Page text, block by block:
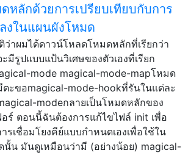
หลักด้วยการเปรียบเทียบกับการ
งในแผนผังโหมด
ว่าผมได้ดาวน์โหลดโหมดหลักที่เรียกว่า
มีรูปแบบแป้นวิเศษของตัวเองที่เรียก
mode magical-mode-mapโหมด
ตะขอmagical-mode-hookที่รันในแต่ละ
modeกลายเป็นโหมดหลักของ
อร์ ตอนนี้ฉันต้องการแก้ไขไฟล์ init เพื่อ
ารเชื่อมโยงคีย์แบบกำหนดเองเพื่อใช้ใน
นั้น มันดูเหมือนว่ามี (อย่างน้อย) magical-